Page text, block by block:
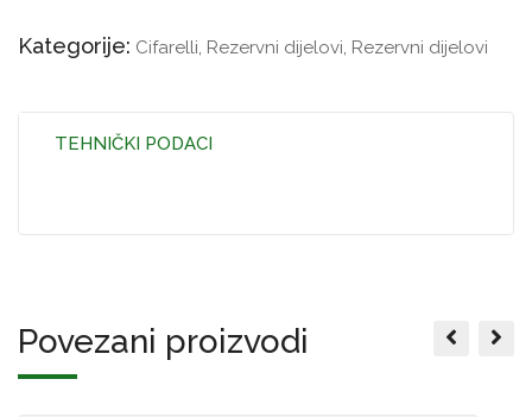
Kategorije: Cifarelli, Rezervni dijelovi, Rezervni dijelovi
TEHNIČKI PODACI
Povezani proizvodi